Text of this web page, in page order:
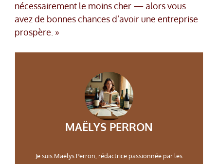
nécessairement le moins cher — alors vous
avez de bonnes chances d’avoir une entreprise
prospère. »
MAËLYS PERRON
Je suis Maëlys Perron, rédactrice passionnée par les